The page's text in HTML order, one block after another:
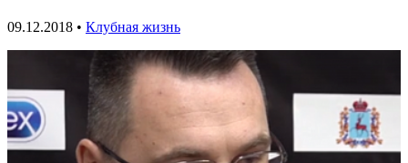
09.12.2018 • Клубная жизнь